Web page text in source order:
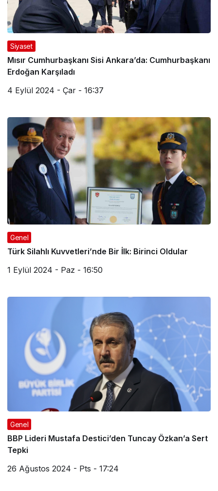
Siyaset
Mısır Cumhurbaşkanı Sisi Ankara’da: Cumhurbaşkanı
Erdoğan Karşıladı
4 Eylül 2024 - Çar - 16:37
Genel
Türk Silahlı Kuvvetleri’nde Bir İlk: Birinci Oldular
1 Eylül 2024 - Paz - 16:50
Genel
BBP Lideri Mustafa Destici’den Tuncay Özkan’a Sert
Tepki
26 Ağustos 2024 - Pts - 17:24